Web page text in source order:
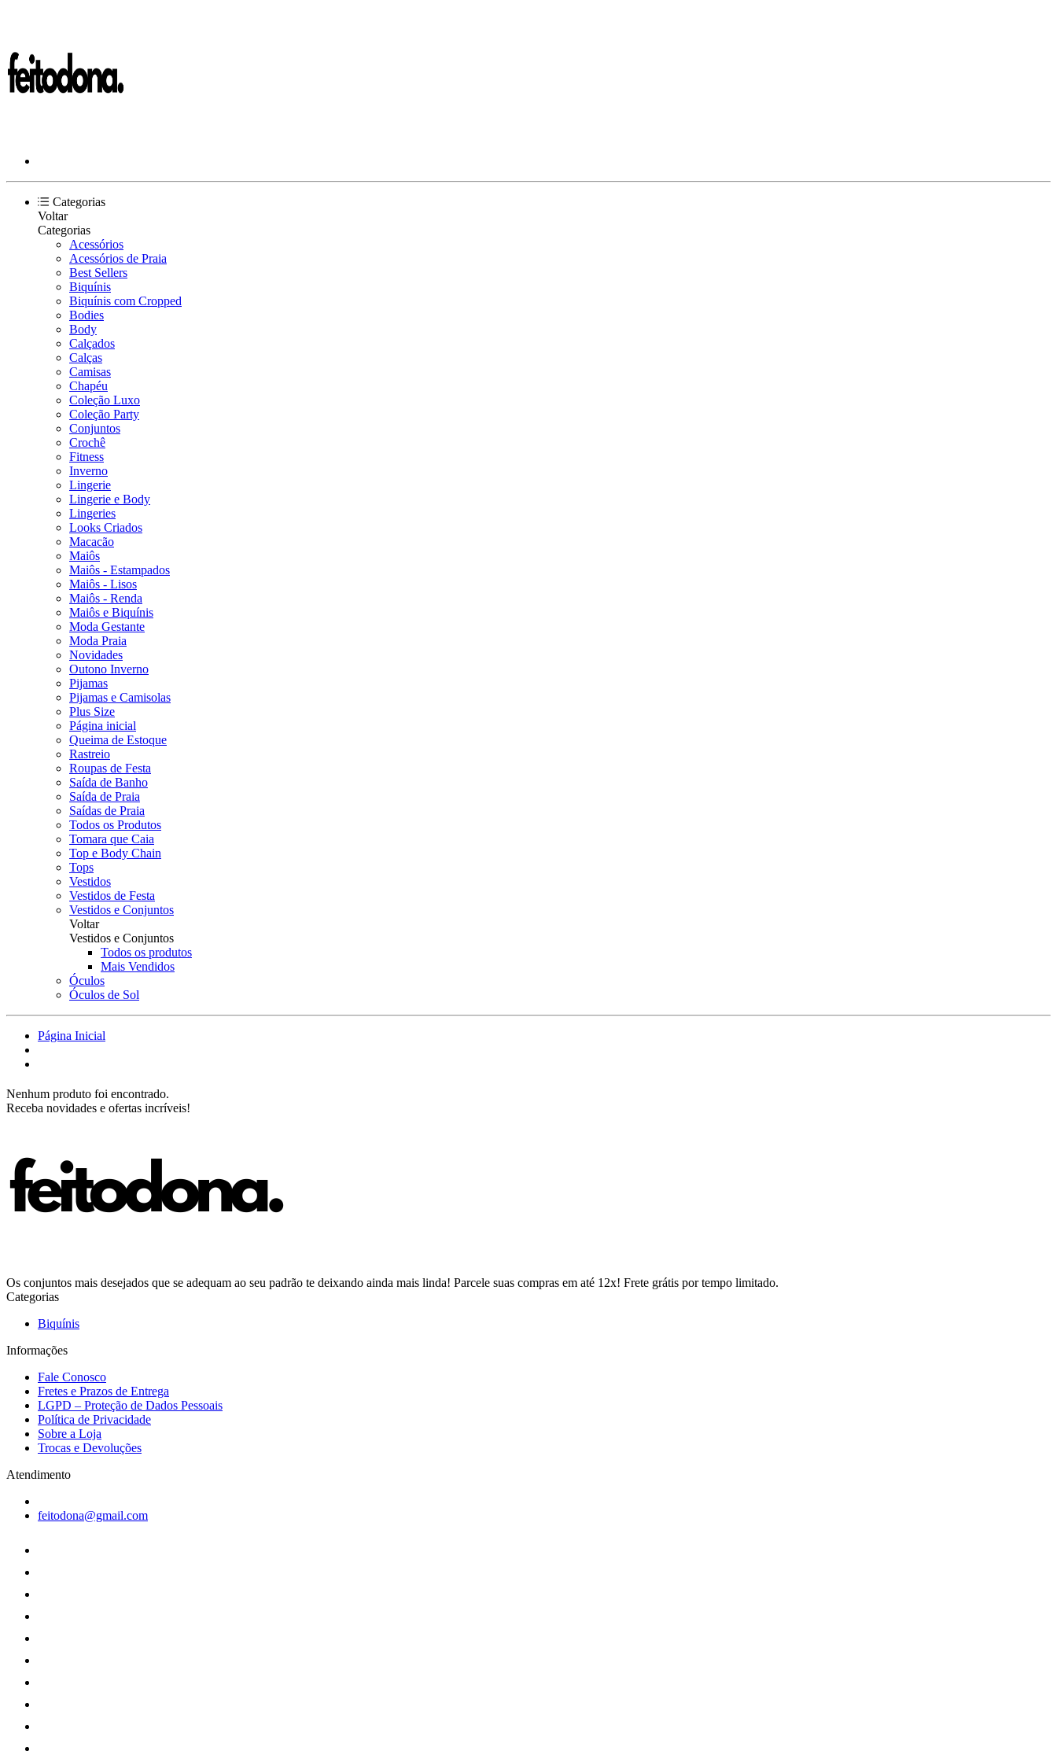
Categorias
Voltar
Categorias
Acessórios
Acessórios de Praia
Best Sellers
Biquínis
Biquínis com Cropped
Bodies
Body
Calçados
Calças
Camisas
Chapéu
Coleção Luxo
Coleção Party
Conjuntos
Crochê
Fitness
Inverno
Lingerie
Lingerie e Body
Lingeries
Looks Criados
Macacão
Maiôs
Maiôs - Estampados
Maiôs - Lisos
Maiôs - Renda
Maiôs e Biquínis
Moda Gestante
Moda Praia
Novidades
Outono Inverno
Pijamas
Pijamas e Camisolas
Plus Size
Página inicial
Queima de Estoque
Rastreio
Roupas de Festa
Saída de Banho
Saída de Praia
Saídas de Praia
Todos os Produtos
Tomara que Caia
Top e Body Chain
Tops
Vestidos
Vestidos de Festa
Vestidos e Conjuntos
Voltar
Vestidos e Conjuntos
Todos os produtos
Mais Vendidos
Óculos
Óculos de Sol
Página Inicial
Nenhum produto foi encontrado.
Receba novidades e ofertas incríveis!
Os conjuntos mais desejados que se adequam ao seu padrão te deixando ainda mais linda! Parcele suas compras em até 12x! Frete grátis por tempo limitado.
Categorias
Biquínis
Informações
Fale Conosco
Fretes e Prazos de Entrega
LGPD – Proteção de Dados Pessoais
Política de Privacidade
Sobre a Loja
Trocas e Devoluções
Atendimento
feitodona@gmail.com